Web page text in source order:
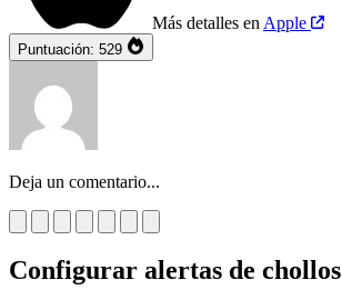
Más detalles en Apple
Puntuación: 529
Deja un comentario...
Configurar alertas de chollos